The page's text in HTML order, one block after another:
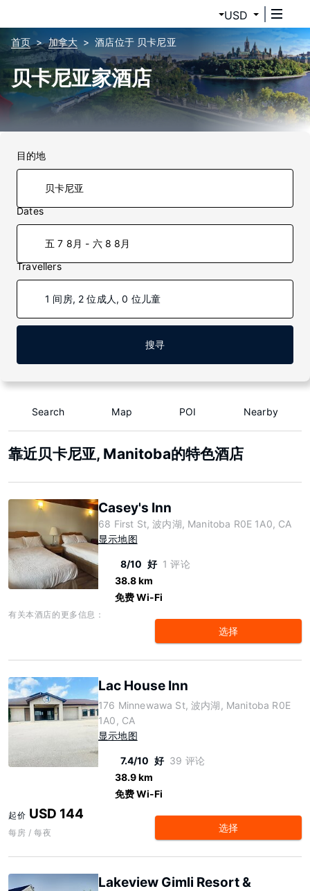
USD
首页 加拿大 酒店位于 贝卡尼亚
贝卡尼亚家酒店
目的地
Dates
五 7 8月 - 六 8 8月
Travellers
1 间房, 2 位成人, 0 位儿童
搜寻
Search Map POI Nearby
靠近贝卡尼亚, Manitoba的特色酒店
Casey's Inn
68 First St, 波内湖, Manitoba R0E 1A0, CA
显示地图
8/10 好 1 评论
38.8 km
免费 Wi-Fi
有关本酒店的更多信息：
选择
Lac House Inn
176 Minnewawa St, 波内湖, Manitoba R0E
1A0, CA
显示地图
7.4/10 好 39 评论
38.9 km
免费 Wi-Fi
起价 USD 144
每房 / 每夜 选择
Lakeview Gimli Resort &